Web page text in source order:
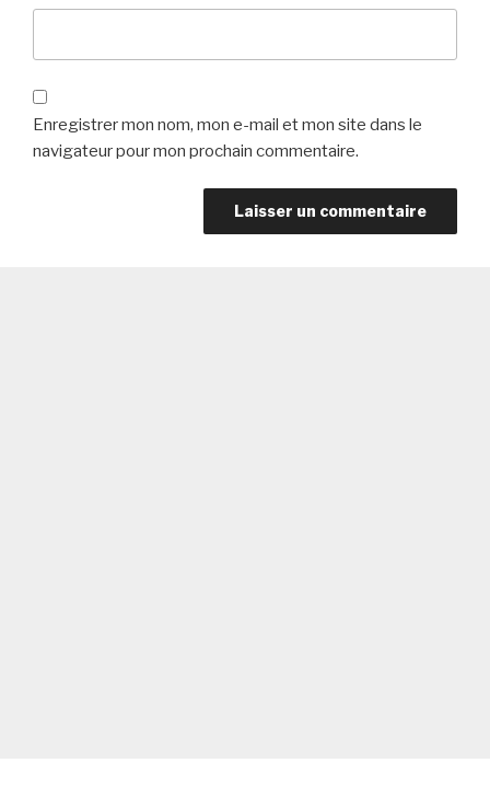
Enregistrer mon nom, mon e-mail et mon site dans le
navigateur pour mon prochain commentaire.